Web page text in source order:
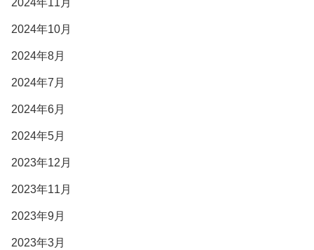
2024年11月
2024年10月
2024年8月
2024年7月
2024年6月
2024年5月
2023年12月
2023年11月
2023年9月
2023年3月